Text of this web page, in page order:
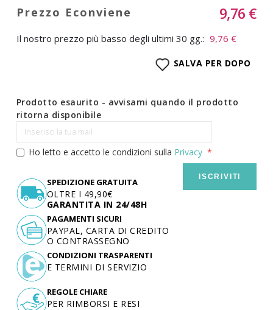
9,76 €
Il nostro prezzo più basso degli ultimi 30 gg.: 9,76 €
SALVA PER DOPO
Prodotto esaurito - avvisami quando il prodotto
ritorna disponibile
Ho letto e accetto le condizioni sulla Privacy
ISCRIVITI
SPEDIZIONE GRATUITA
OLTRE I 49,90€
GARANTITA IN 24/48H
PAGAMENTI SICURI
PAYPAL, CARTA DI CREDITO
O CONTRASSEGNO
CONDIZIONI TRASPARENTI
E TERMINI DI SERVIZIO
REGOLE CHIARE
PER RIMBORSI E RESI